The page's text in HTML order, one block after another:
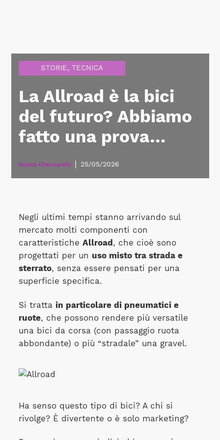
STORIE, TECNICA
La Allroad è la bici
del futuro? Abbiamo
fatto una prova…
Nicola Checcarelli 25/05/2026
Negli ultimi tempi stanno arrivando sul
mercato molti componenti con
caratteristiche Allroad , che cioè sono
progettati per un uso misto tra strada e
sterrato, senza essere pensati per una
superficie specifica.
Si tratta in particolare di pneumatici e
ruote, che possono rendere più versatile
una bici da corsa (con passaggio ruota
abbondante) o più “stradale” una gravel.
Ha senso questo tipo di bici? A chi si
rivolge? È divertente o è solo marketing?